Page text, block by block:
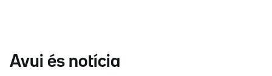
Avui és notícia